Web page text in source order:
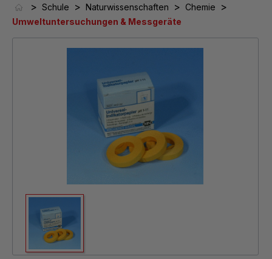
> Schule > Naturwissenschaften > Chemie >
Umweltuntersuchungen & Messgeräte